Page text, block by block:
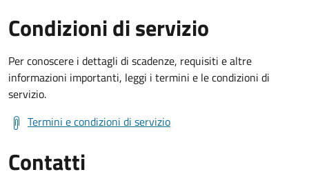
Condizioni di servizio
Per conoscere i dettagli di scadenze, requisiti e altre
informazioni importanti, leggi i termini e le condizioni di
servizio.
Termini e condizioni di servizio
Contatti